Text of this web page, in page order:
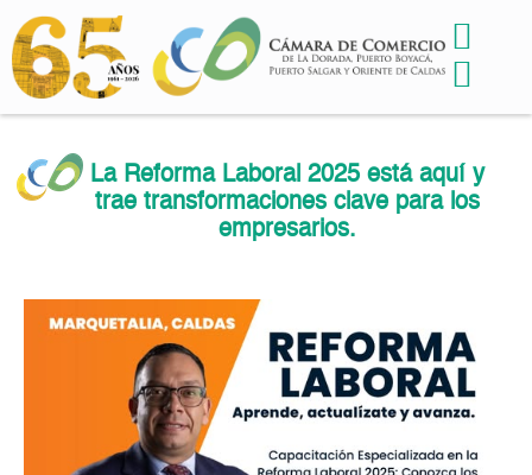
La Reforma Laboral 2025 está aquí y
trae transformaciones clave para los
empresarios.